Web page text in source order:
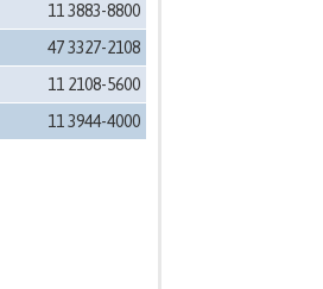
11 3883-8800
47 3327-2108
11 2108-5600
11 3944-4000